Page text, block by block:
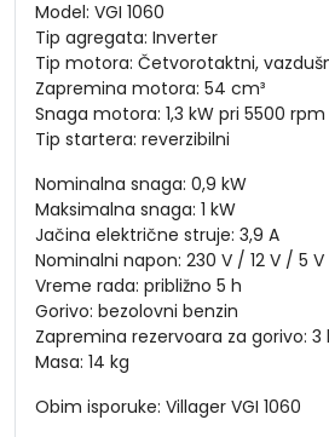
Model: VGI 1060
Tip agregata: Inverter
Tip motora: Četvorotaktni,
Zapremina motora: 54 cm³
Snaga motora: 1,3 kW pri 5500 rpm
Tip startera: reverzibilni
Nominalna snaga: 0,9 kW
Maksimalna snaga: 1 kW
Jačina električne struje: 3,9 A
Nominalni napon: 230 V / 12 V / 5 V
Vreme rada: približno 5 h
Gorivo: bezolovni benzin
Zapremina rezervoara za gorivo: 3 l
Masa: 14 kg
Obim isporuke: Villager VGI 1060